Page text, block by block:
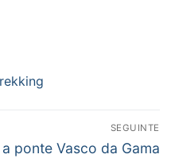
SEGUINTE
ponte Vasco da Gama